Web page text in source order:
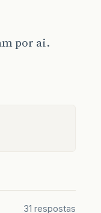
por ai.
31 respostas